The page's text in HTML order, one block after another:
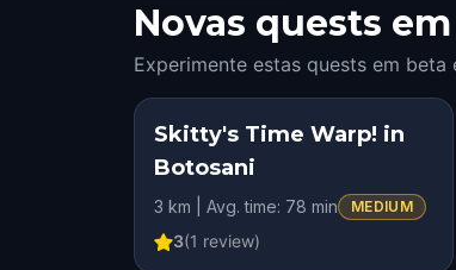
Novas quests
Experimente estas quests em beta
Skitty's Time Warp! in
Botosani
3 km | Avg. time: 78 min MEDIUM
3(1 review)